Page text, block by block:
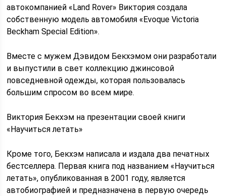
автокомпанией «Land Rover» Виктория создала
собственную модель автомобиля «Evoque Victoria
Beckham Special Edition».
Вместе с мужем Дэвидом Бекхэмом они разработали
и выпустили в свет коллекцию джинсовой
повседневной одежды, которая пользовалась
большим спросом во всем мире.
Виктория Бекхэм на презентации своей книги
«Научиться летать»
Кроме того, Бекхэм написала и издала два печатных
бестселлера. Первая книга под названием «Научиться
летать», опубликованная в 2001 году, является
автобиографией и предназначена в первую очередь